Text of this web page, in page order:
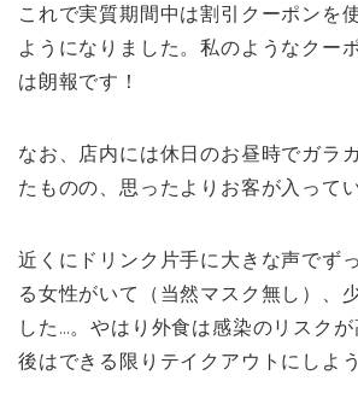
これで実質期間中は割引クーポンを
ようになりました。私のようなクー
は朗報です！
なお、店内には休日のお昼時でガラ
たものの、思ったよりお客が入って
近くにドリンク片手に大きな声でず
る女性がいて（当然マスク無し）、
した…。やはり外食は感染のリスク
後はできる限りテイクアウトにしよ